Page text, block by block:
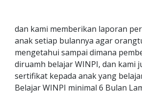
dan kami memberikan laporan
anak setiap bulannya agar
mengetahui sampai dimana
diruamh belajar WINPI, dan kami
sertifikat kepada anak yang
Belajar WINPI minimal 6 Bulan